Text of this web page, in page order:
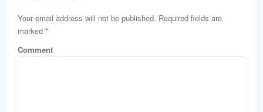
Your email address will not be published. Required fields are
marked *
Comment